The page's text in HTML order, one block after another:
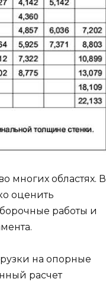
многих областях. В
оценить
работы и
на опорные
расчет